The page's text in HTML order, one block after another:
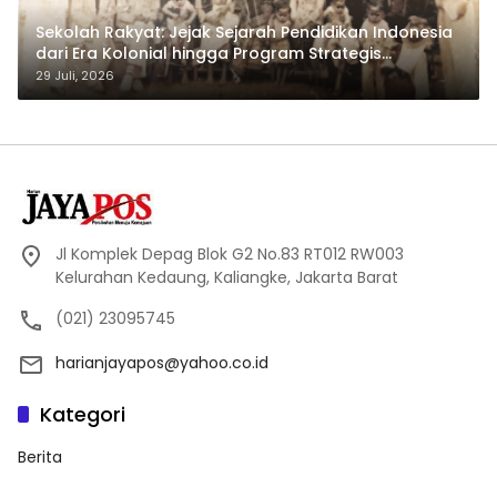
Sekolah Rakyat: Jejak Sejarah Pendidikan Indonesia
dari Era Kolonial hingga Program Strategis
Pemerintahan Prabowo
29 Juli, 2026
Jl Komplek Depag Blok G2 No.83 RT012 RW003
Kelurahan Kedaung, Kaliangke, Jakarta Barat
(021) 23095745
harianjayapos@yahoo.co.id
Kategori
Berita